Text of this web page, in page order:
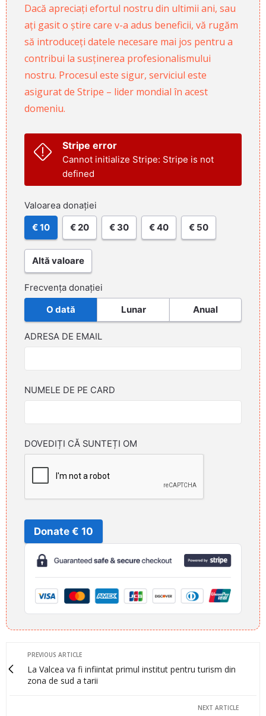
Dacă apreciați efortul nostru din ultimii ani, sau
ați gasit o știre care v-a adus beneficii, vă rugăm
să introduceți datele necesare mai jos pentru a
contribui la susținerea profesionalismului
nostru. Procesul este sigur, serviciul este
asigurat de Stripe – lider mondial în acest
domeniu.
Stripe error
Cannot initialize Stripe: Stripe is not
defined
Valoarea donației
€ 10 € 20 € 30 € 40 € 50
Altă valoare
Frecvența donației
O dată Lunar Anual
ADRESA DE EMAIL
NUMELE DE PE CARD
DOVEDIȚI CĂ SUNTEȚI OM
Donate € 10
PREVIOUS ARTICLE
La Valcea va fi infiintat primul institut pentru turism din
zona de sud a tarii
NEXT ARTICLE